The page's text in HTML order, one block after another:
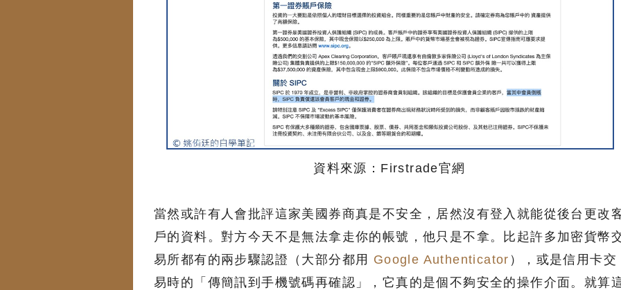
資料來源：Firstrade官網
當然或許有人會批評這家美國券商真是不安全，居然沒有登入就能從後台更改
戶的資料。對方今天不是無法拿走你的帳號，他只是不拿。比起許多加密貨幣
易所都有的兩步驟認證（大部分都用 Google Authenticator ），或是信用卡交
易時的「傳簡訊到手機號碼再確認」，它真的是個不夠安全的操作介面。就算